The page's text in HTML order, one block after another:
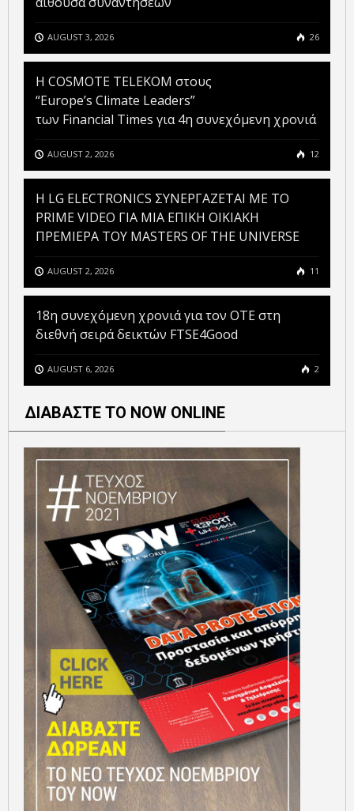
AUGUST 3, 2026 26
Η COSMOTE TELEKOM στους
“Europe’s Climate Leaders”
των Financial Times για 4η συνεχόμενη χρονιά
AUGUST 2, 2026 12
H LG ELECTRONICS ΣΥΝΕΡΓΑΖΕΤΑΙ ΜΕ ΤΟ
PRIME VIDEO ΓΙΑ ΜΙΑ ΕΠΙΚΗ ΟΙΚΙΑΚΗ
ΠΡΕΜΙΕΡΑ ΤΟΥ MASTERS OF THE UNIVERSE
AUGUST 2, 2026 11
18η συνεχόμενη χρονιά για τον ΟΤΕ στη
διεθνή σειρά δεικτών FTSE4Good
AUGUST 6, 2026 2
ΔΙΑΒΑΣΤΕ ΤΟ NOW ONLINE